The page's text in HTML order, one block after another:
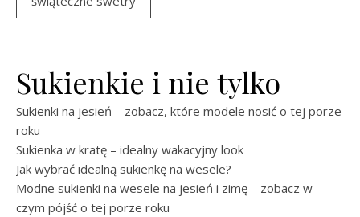
Sukienkie i nie tylko
Sukienki na jesień – zobacz, które modele nosić o tej porze
roku
Sukienka w kratę – idealny wakacyjny look
Jak wybrać idealną sukienkę na wesele?
Modne sukienki na wesele na jesień i zimę – zobacz w
czym pójść o tej porze roku